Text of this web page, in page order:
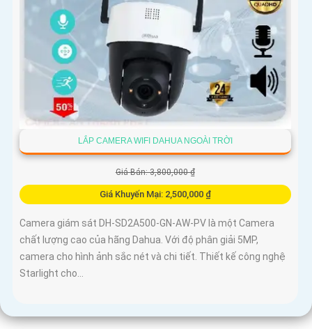
LẮP CAMERA WIFI DAHUA NGOÀI TRỜI
Giá Bán: 3,800,000 ₫
Giá Khuyến Mại: 2,500,000 ₫
Camera giám sát DH-SD2A500-GN-AW-PV là một Camera
chất lượng cao của hãng Dahua. Với độ phân giải 5MP,
camera cho hình ảnh sắc nét và chi tiết. Thiết kế công nghệ
Starlight cho...